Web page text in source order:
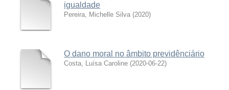
igualdade
Pereira, Michelle Silva (2020)
O dano moral no âmbito previdênciário
Costa, Luísa Caroline (2020-06-22)